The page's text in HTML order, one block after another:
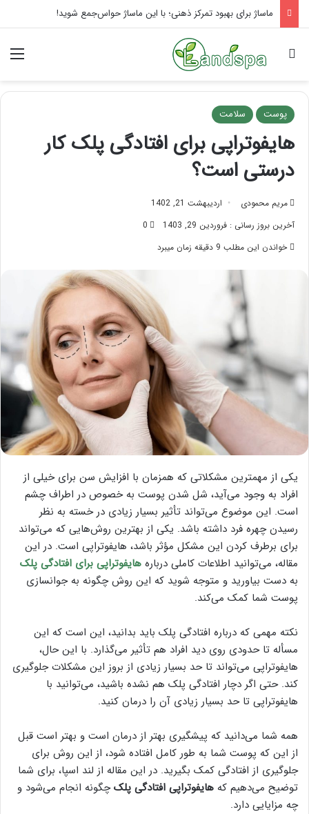
راهنمای کامل آموزش ماساژ لب بعد از تزریق ژل
جستجو برای
پوست سلامت
هایفوتراپی برای افتادگی پلک کار
درستی است؟
مریم محمودی
اردیبهشت 21, 1402
آخرین بروز رسانی : فروردین 29, 1403
0
خواندن این مطلب 9 دقیقه زمان میبرد
یکی از مهمترین مشکلاتی که همزمان با افزایش سن برای خیلی از
افراد به وجود می‌آید، شل شدن پوست به خصوص در اطراف چشم
است. این موضوع می‌تواند تأثیر بسیار زیادی در خسته به نظر
رسیدن چهره فرد داشته باشد. یکی از بهترین روش‌هایی که می‌تواند
برای برطرف کردن این مشکل مؤثر باشد، هایفوتراپی است. در این
مقاله، می‌توانید اطلاعات کاملی درباره هایفوتراپی برای افتادگی پلک
به دست بیاورید و متوجه شوید که این روش چگونه به جوانسازی
پوست شما کمک می‌کند.
نکته مهمی که درباره افتادگی پلک باید بدانید، این است که این
مسأله تا حدودی روی دید افراد هم تأثیر می‌گذارد. با این حال،
هایفوتراپی می‌تواند تا حد بسیار زیادی از بروز این مشکلات جلوگیری
کند. حتی اگر دچار افتادگی پلک هم نشده باشید، می‌توانید با
هایفوتراپی تا حد بسیار زیادی آن را درمان کنید.
همه شما می‌دانید که پیشگیری بهتر از درمان است و بهتر است قبل
از این که پوست شما به طور کامل افتاده شود، از این روش برای
جلوگیری از افتادگی کمک بگیرید. در این مقاله از لند اسپا، برای شما
توضیح می‌دهیم که هایفوتراپی افتادگی پلکچگونه انجام می‌شود و
چه مزایایی دارد.